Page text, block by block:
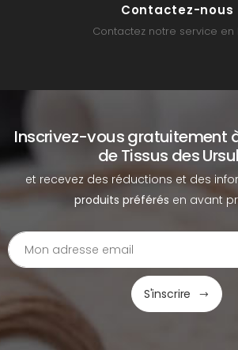
Contactez-nous
Contactez notre service en
Inscrivez-vous gratuitement
de Tissus des
et recevez des réductions et des
produits préférés en avant
S'inscrire